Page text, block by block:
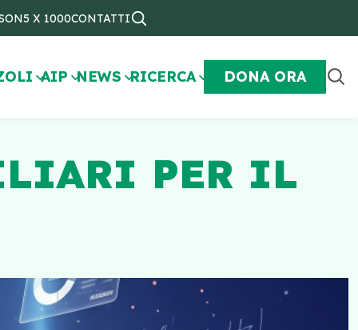
5 X 1000CONTATTI
AIP NEWS RICERCA DONA ORA
PER IL